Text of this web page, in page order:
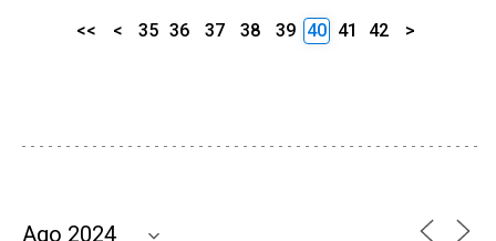
<< < 35 36 37 38 39 40 41 42 >